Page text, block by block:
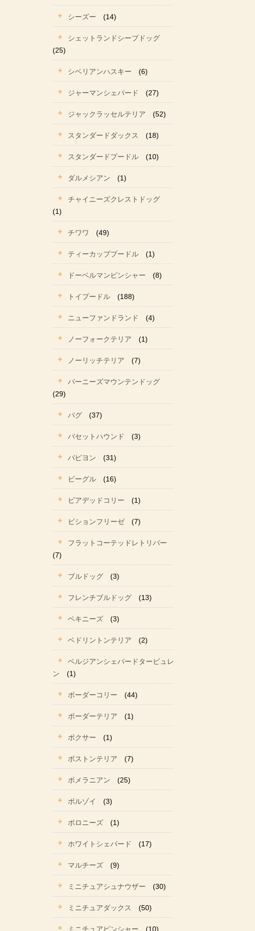
シーズー (14)
シェットランドシープドッグ
(25)
シベリアンハスキー (6)
ジャーマンシェパード (27)
ジャックラッセルテリア (52)
スタンダードダックス (18)
スタンダードプードル (10)
ダルメシアン (1)
チャイニーズクレストドッグ
(1)
チワワ (49)
ティーカッププードル (1)
ドーベルマンピンシャー (8)
トイプードル (188)
ニューファンドランド (4)
ノーフォークテリア (1)
ノーリッチテリア (7)
バーニーズマウンテンドッグ
(29)
パグ (37)
バセットハウンド (3)
パピヨン (31)
ビーグル (16)
ビアデッドコリー (1)
ビションフリーゼ (7)
フラットコーテッドレトリバー
(7)
ブルドッグ (3)
フレンチブルドッグ (13)
ペキニーズ (3)
ベドリントンテリア (2)
ベルジアンシェパードタービュレ
ン
(1)
ボーダーコリー (44)
ボーダーテリア (1)
ボクサー (1)
ボストンテリア (7)
ポメラニアン (25)
ボルゾイ (3)
ボロニーズ (1)
ホワイトシェパード (17)
マルチーズ (9)
ミニチュアシュナウザー (30)
ミニチュアダックス (50)
ミニチュアピンシャー (10)